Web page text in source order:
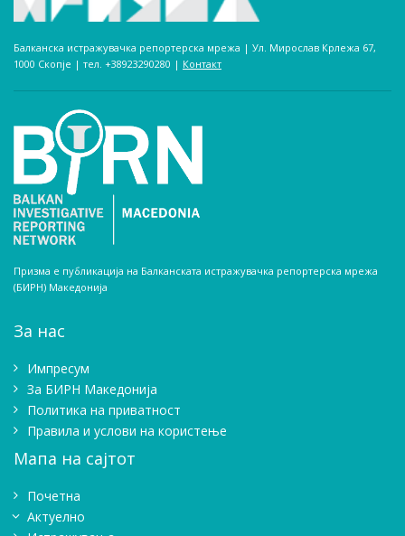
Балканска истражувачка репортерска мрежа | Ул. Мирослав Крлежа 67,
1000 Скопје | тел. +38923290280­ | Контакт
Призма е публикација на Балканската истражувачка репортерска мрежа
(БИРН) Македонија
За нас
Импресум
Зa БИРН Македонија
Политика на приватност
Правила и услови на користење
Мапа на сајтот
Почетна
Актуелно